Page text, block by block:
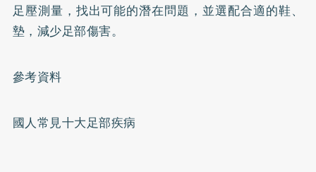
足壓測量，找出可能的潛在問題，並選配合適的鞋、
墊，減少足部傷害。
參考資料
國人常見十大足部疾病